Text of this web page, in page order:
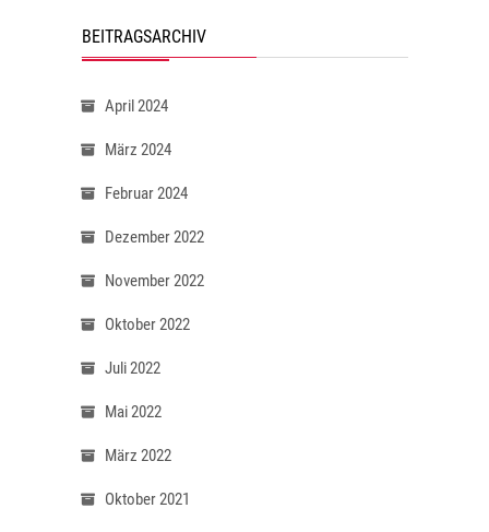
BEITRAGSARCHIV
April 2024
März 2024
Februar 2024
Dezember 2022
November 2022
Oktober 2022
Juli 2022
Mai 2022
März 2022
Oktober 2021